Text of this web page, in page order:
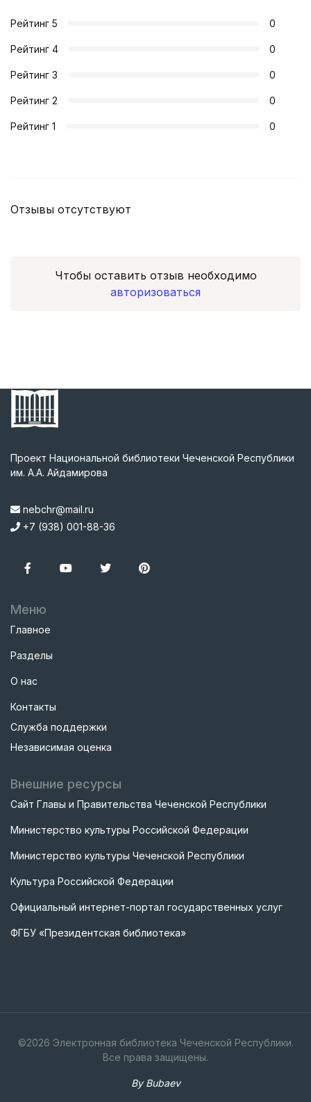
Рейтинг 5 0
Рейтинг 4 0
Рейтинг 3 0
Рейтинг 2 0
Рейтинг 1 0
Отзывы отсутствуют
Чтобы оставить отзыв необходимо
авторизоваться
Проект Национальной библиотеки Чеченской Республики
им. А.А. Айдамирова
nebchr@mail.ru
+7 (938) 001-88-36
Меню
Главное
Разделы
О нас
Контакты
Служба поддержки
Независимая оценка
Внешние ресурсы
Сайт Главы и Правительства Чеченской Республики
Министерство культуры Российской Федерации
Министерство культуры Чеченской Республики
Культура Российской Федерации
Официальный интернет-портал государственных услуг
ФГБУ «Президентская библиотека»
©2026 Электронная библиотека Чеченской Республики.
Все права защищены.
By Bubaev